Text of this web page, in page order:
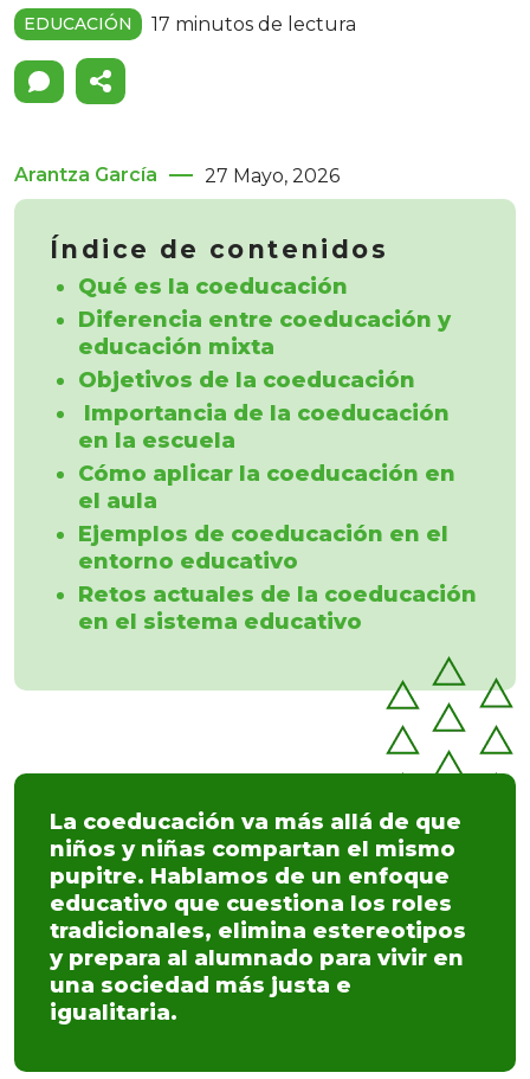
EDUCACIÓN 17 minutos de lectura
Arantza García 27 Mayo, 2026
La coeducación va más allá de que
niños y niñas compartan el mismo
pupitre. Hablamos de un enfoque
educativo que cuestiona los roles
tradicionales, elimina estereotipos
y prepara al alumnado para vivir en
una sociedad más justa e
igualitaria.
Índice de contenidos
Qué es la coeducación
Diferencia entre coeducación y
educación mixta
Objetivos de la coeducación
Importancia de la coeducación
en la escuela
Cómo aplicar la coeducación en
el aula
Ejemplos de coeducación en el
entorno educativo
Retos actuales de la coeducación
en el sistema educativo